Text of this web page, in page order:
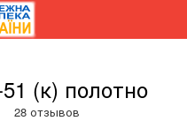
(к) полотно
28 отзывов